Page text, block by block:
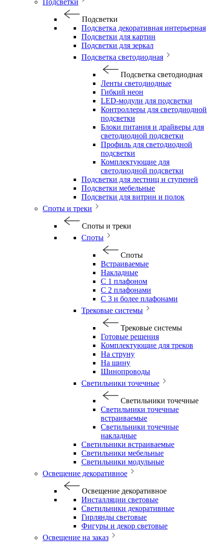
Подсветки
Подсветки
Подсветка декоративная интерьерная
Подсветки для картин
Подсветки для зеркал
Подсветка светодиодная
Подсветка светодиодная
Ленты светодиодные
Гибкий неон
LED-модули для подсветки
Контроллеры для светодиодной
подсветки
Блоки питания и драйверы для
светодиодной подсветки
Профиль для светодиодной
подсветки
Комплектующие для
светодиодной подсветки
Подсветки для лестниц и ступеней
Подсветки мебельные
Подсветки для витрин и полок
Споты и треки
Споты и треки
Споты
Споты
Встраиваемые
Накладные
С 1 плафоном
С 2 плафонами
С 3 и более плафонами
Трековые системы
Трековые системы
Готовые решения
Комплектующие для треков
На струну
На шину
Шинопроводы
Светильники точечные
Светильники точечные
Светильники точечные
встраиваемые
Светильники точечные
накладные
Светильники встраиваемые
Светильники мебельные
Светильники модульные
Освещение декоративное
Освещение декоративное
Инсталляции световые
Светильники декоративные
Гирлянды световые
Фигуры и декор световые
Освещение на заказ